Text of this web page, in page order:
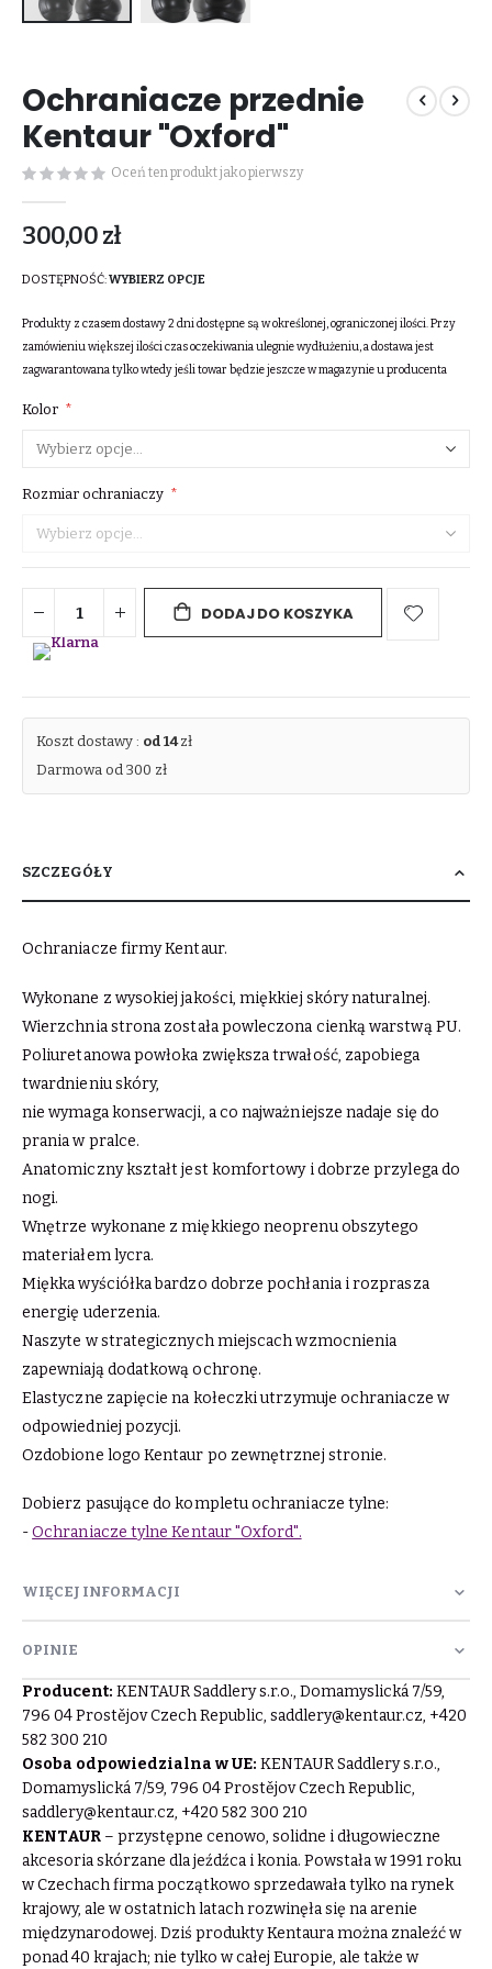
początek
galerii
Ochraniacze przednie
Kentaur "Oxford"
Oceń ten produkt jako pierwszy
300,00 zł
DOSTĘPNOŚĆ:WYBIERZ OPCJE
Produkty z czasem dostawy 2 dni dostępne są w określonej, ograniczonej ilości. Przy
zamówieniu większej ilości czas oczekiwania ulegnie wydłużeniu, a dostawa jest
zagwarantowana tylko wtedy jeśli towar będzie jeszcze w magazynie u producenta
Kolor
Rozmiar ochraniaczy
DODAJ DO KOSZYKA
Koszt dostawy : od 14zł
Darmowa od 300 zł
SZCZEGÓŁY
Ochraniacze firmy Kentaur.
Wykonane z wysokiej jakości, miękkiej skóry naturalnej.
Wierzchnia strona została powleczona cienką warstwą PU.
Poliuretanowa powłoka zwiększa trwałość, zapobiega
twardnieniu skóry,
nie wymaga konserwacji, a co najważniejsze nadaje się do
prania w pralce.
Anatomiczny kształt jest komfortowy i dobrze przylega do
nogi.
Wnętrze wykonane z miękkiego neoprenu obszytego
materiałem lycra.
Miękka wyściółka bardzo dobrze pochłania i rozprasza
energię uderzenia.
Naszyte w strategicznych miejscach wzmocnienia
zapewniają dodatkową ochronę.
Elastyczne zapięcie na kołeczki utrzymuje ochraniacze w
odpowiedniej pozycji.
Ozdobione logo Kentaur po zewnętrznej stronie.
Dobierz pasujące do kompletu ochraniacze tylne:
-Ochraniacze tylne Kentaur "Oxford".
WIĘCEJ INFORMACJI
OPINIE
Producent: KENTAUR Saddlery s.r.o., Domamyslická 7/59,
796 04 Prostějov Czech Republic, saddlery@kentaur.cz, +420
582 300 210
Osoba odpowiedzialna w UE: KENTAUR Saddlery s.r.o.,
Domamyslická 7/59, 796 04 Prostějov Czech Republic,
saddlery@kentaur.cz, +420 582 300 210
KENTAUR – przystępne cenowo, solidne i długowieczne
akcesoria skórzane dla jeźdźca i konia. Powstała w 1991 roku
w Czechach firma początkowo sprzedawała tylko na rynek
krajowy, ale w ostatnich latach rozwinęła się na arenie
międzynarodowej. Dziś produkty Kentaura można znaleźć w
ponad 40 krajach; nie tylko w całej Europie, ale także w